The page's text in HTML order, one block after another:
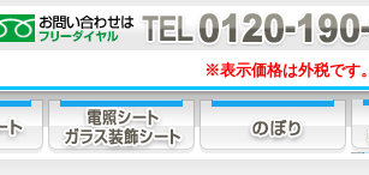
※表示価格は外税です。